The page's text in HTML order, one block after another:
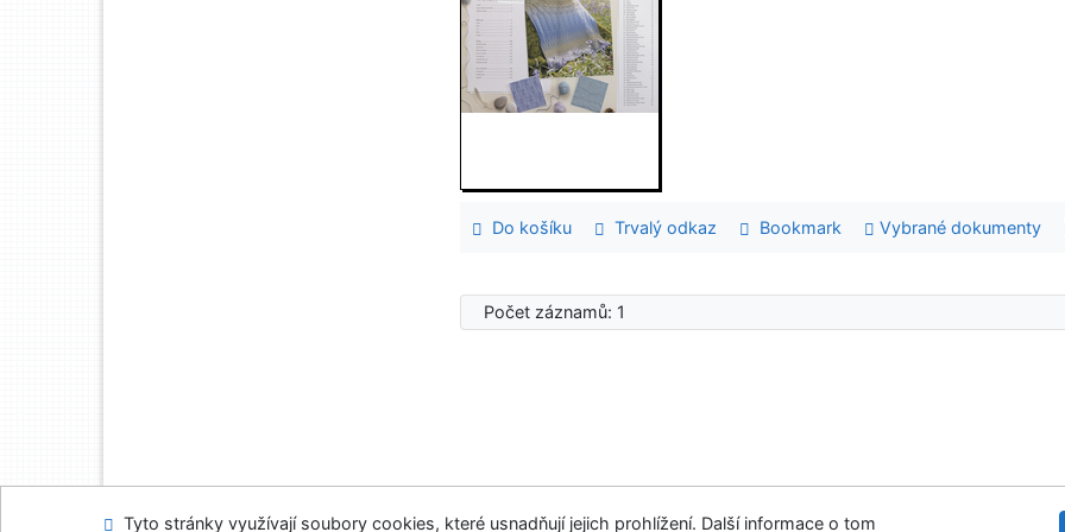
Do košíku Trvalý odkaz Bookmark Vybrané dokumenty
Počet záznamů: 1
Tyto stránky využívají soubory cookies, které usnadňují jejich prohlížení. Další informace o tom